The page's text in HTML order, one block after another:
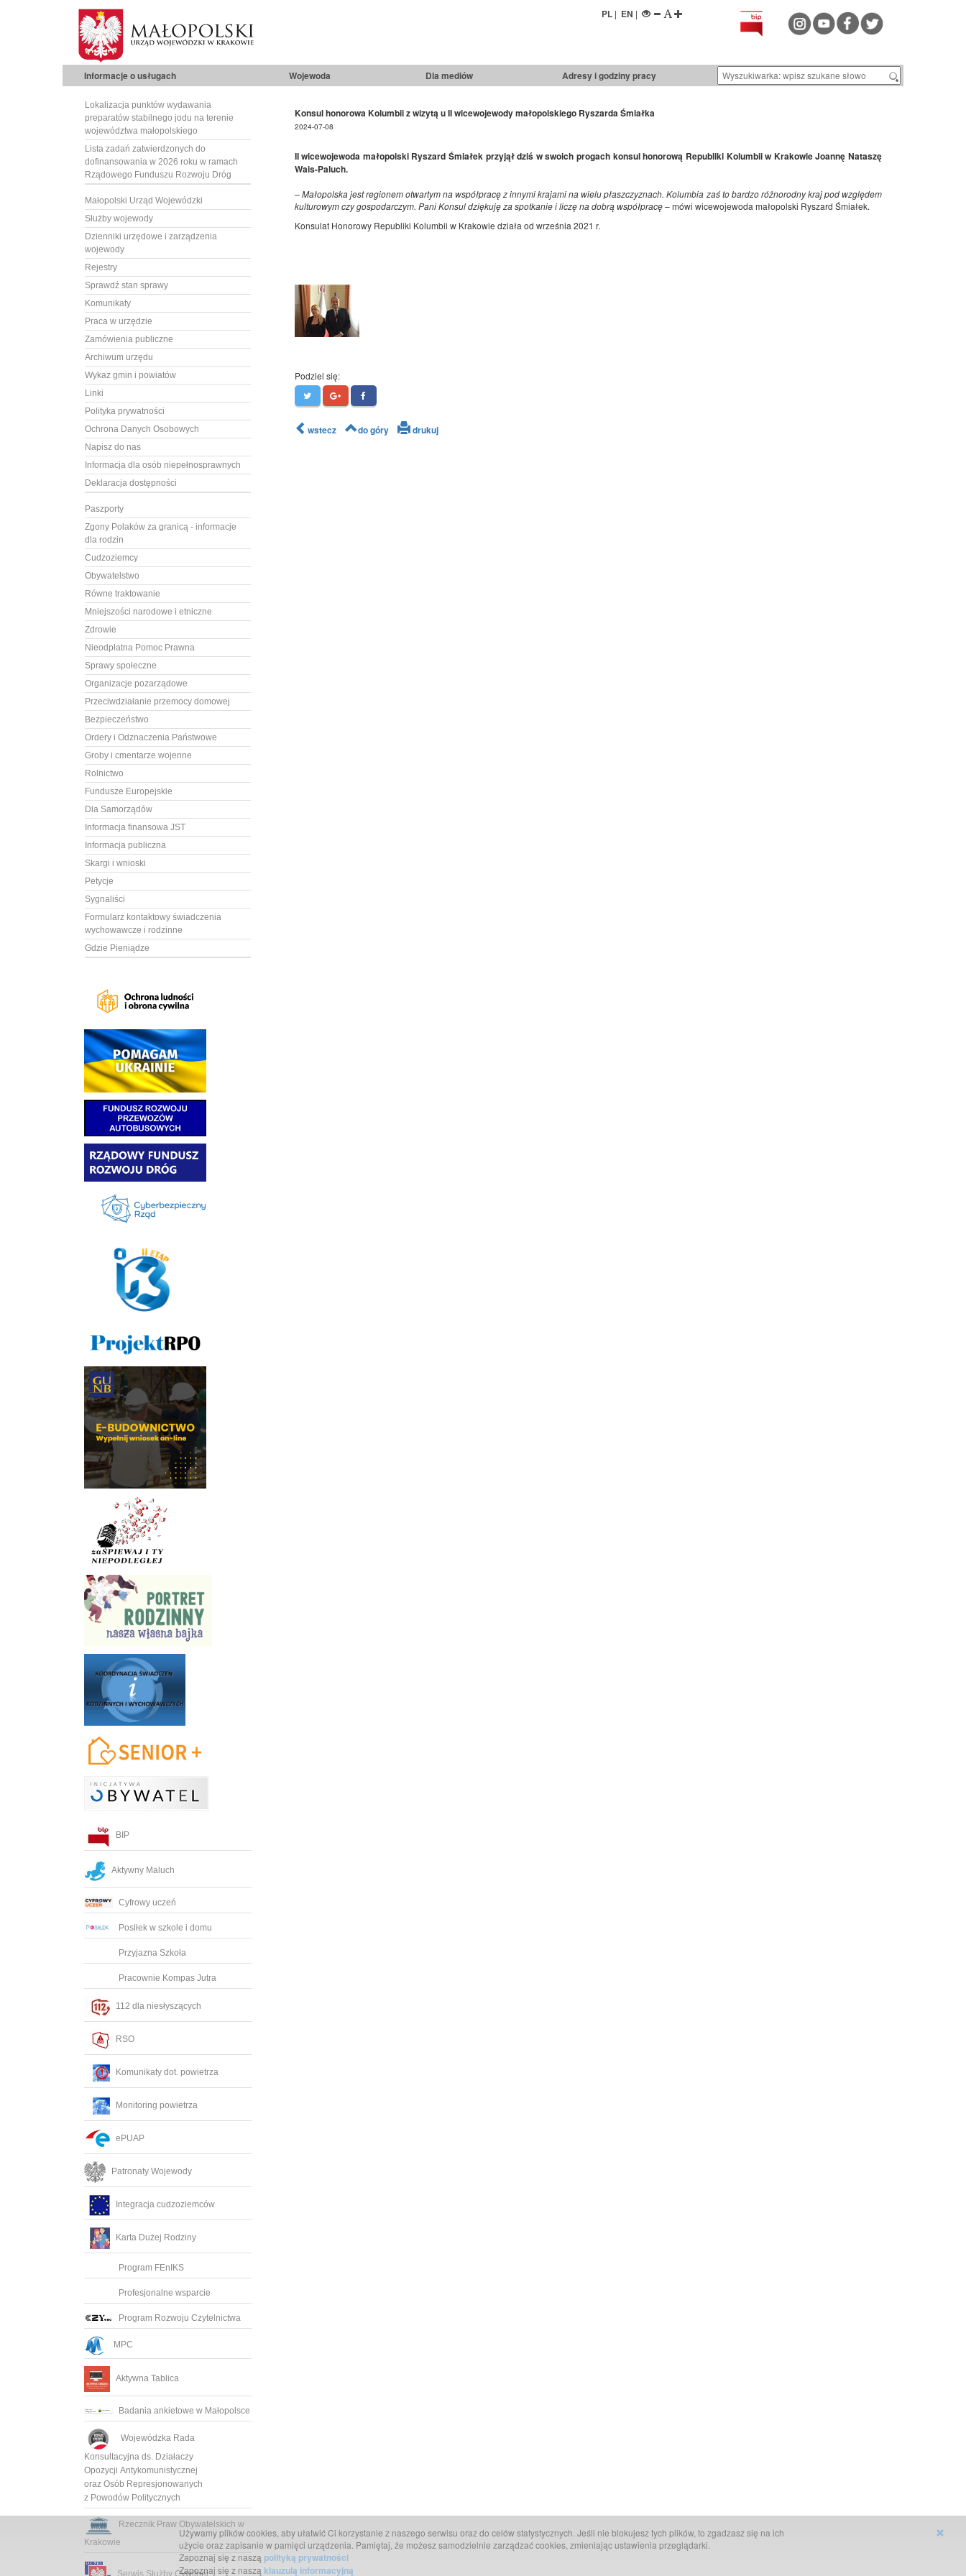
PL| EN |
Informacje o usługach Wojewoda Dla mediów Adresy i godziny pracy
Lokalizacja punktów wydawania
preparatów stabilnego jodu na terenie
województwa małopolskiego
Lista zadań zatwierdzonych do
dofinansowania w 2026 roku w ramach
Rządowego Funduszu Rozwoju Dróg
Małopolski Urząd Wojewódzki
Służby wojewody
Dzienniki urzędowe i zarządzenia
wojewody
Rejestry
Sprawdź stan sprawy
Komunikaty
Praca w urzędzie
Zamówienia publiczne
Archiwum urzędu
Wykaz gmin i powiatów
Linki
Polityka prywatności
Ochrona Danych Osobowych
Napisz do nas
Informacja dla osób niepełnosprawnych
Deklaracja dostępności
Paszporty
Zgony Polaków za granicą - informacje
dla rodzin
Cudzoziemcy
Obywatelstwo
Równe traktowanie
Mniejszości narodowe i etniczne
Zdrowie
Nieodpłatna Pomoc Prawna
Sprawy społeczne
Organizacje pozarządowe
Przeciwdziałanie przemocy domowej
Bezpieczeństwo
Ordery i Odznaczenia Państwowe
Groby i cmentarze wojenne
Rolnictwo
Fundusze Europejskie
Dla Samorządów
Informacja finansowa JST
Informacja publiczna
Skargi i wnioski
Petycje
Sygnaliści
Formularz kontaktowy świadczenia
wychowawcze i rodzinne
Gdzie Pieniądze
BIP
Aktywny Maluch
Cyfrowy uczeń
Posiłek w szkole i domu
Przyjazna Szkoła
Pracownie Kompas Jutra
112 dla niesłyszących
RSO
Komunikaty dot. powietrza
Monitoring powietrza
ePUAP
Patronaty Wojewody
Integracja cudzoziemców
Karta Dużej Rodziny
Program FEnIKS
Profesjonalne wsparcie
Program Rozwoju Czytelnictwa
MPC
Aktywna Tablica
Badania ankietowe w Małopolsce
Wojewódzka Rada
Konsultacyjna ds. Działaczy
Opozycji Antykomunistycznej
oraz Osób Represjonowanych
z Powodów Politycznych
Rzecznik Praw Obywatelskich w
Krakowie
Serwis Służby Cywilnej
Konsul honorowa Kolumbii z wizytą u II wicewojewody małopolskiego Ryszarda Śmiałka
2024-07-08
II wicewojewoda małopolski Ryszard Śmiałek przyjął dziś w swoich progach konsul honorową Republiki Kolumbii w Krakowie Joannę Nataszę
Wais-Paluch.
– Małopolska jest regionem otwartym na współpracę z innymi krajami na wielu płaszczyznach. Kolumbia zaś to bardzo różnorodny kraj pod względem
kulturowym czy gospodarczym. Pani Konsul dziękuję za spotkanie i liczę na dobrą współpracę– mówi wicewojewoda małopolski Ryszard Śmiałek.
Konsulat Honorowy Republiki Kolumbii w Krakowie działa od września 2021 r.
Podziel się:
wstecz do góry drukuj
Używamy plików cookies, aby ułatwić Ci korzystanie z naszego serwisu oraz do celów statystycznych. Jeśli nie blokujesz tych plików, to zgadzasz się na ich
użycie oraz zapisanie w pamięci urządzenia. Pamiętaj, że możesz samodzielnie zarządzać cookies, zmieniając ustawienia przeglądarki.
Zapoznaj się z naszą polityką prywatności
Zapoznaj się z naszą klauzulą informacyjną